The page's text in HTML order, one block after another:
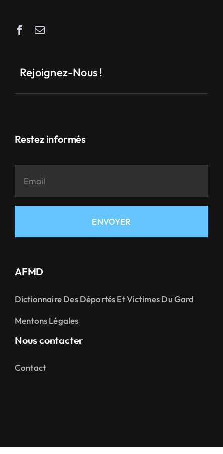
Rejoignez-Nous !
Restez informés
ENVOYER
AFMD
Dictionnaire Des Déportés Et Victimes Du Gard
Mentons Légales
Nous contacter
Contact